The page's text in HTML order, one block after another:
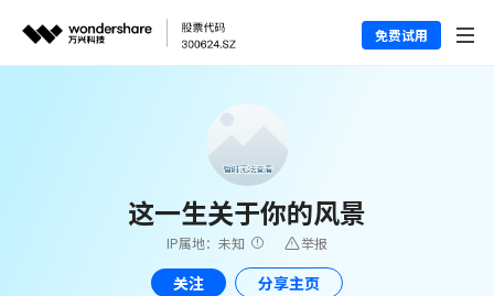
免费试用
这一生关于你的风景
IP属地：未知 举报
关注 分享主页